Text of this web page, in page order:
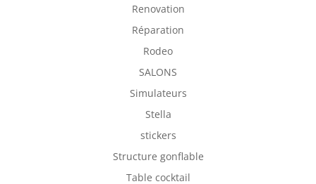
Renovation
Réparation
Rodeo
SALONS
Simulateurs
Stella
stickers
Structure gonflable
Table cocktail